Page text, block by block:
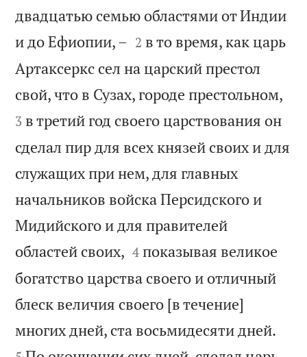
двадцатью семью областями от Индии
и до Ефиопии, – 

2 в то время, как царь
Артаксеркс сел на царский престол
свой, что в Сузах, городе престольном,
3 в третий год своего царствования он
сделал пир для всех князей своих и для
служащих при нем, для главных
начальников войска Персидского и
Мидийского и для правителей
областей своих, 

4 показывая великое
богатство царства своего и отличный
блеск величия своего [в течение]
многих дней, ста восьмидесяти дней.